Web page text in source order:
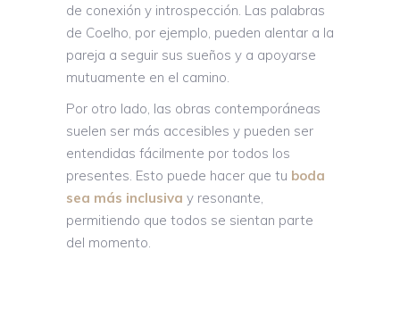
de conexión y introspección. Las palabras
de Coelho, por ejemplo, pueden alentar a la
pareja a seguir sus sueños y a apoyarse
mutuamente en el camino.
Por otro lado, las obras contemporáneas
suelen ser más accesibles y pueden ser
entendidas fácilmente por todos los
presentes. Esto puede hacer que tu boda
sea más inclusiva y resonante,
permitiendo que todos se sientan parte
del momento.